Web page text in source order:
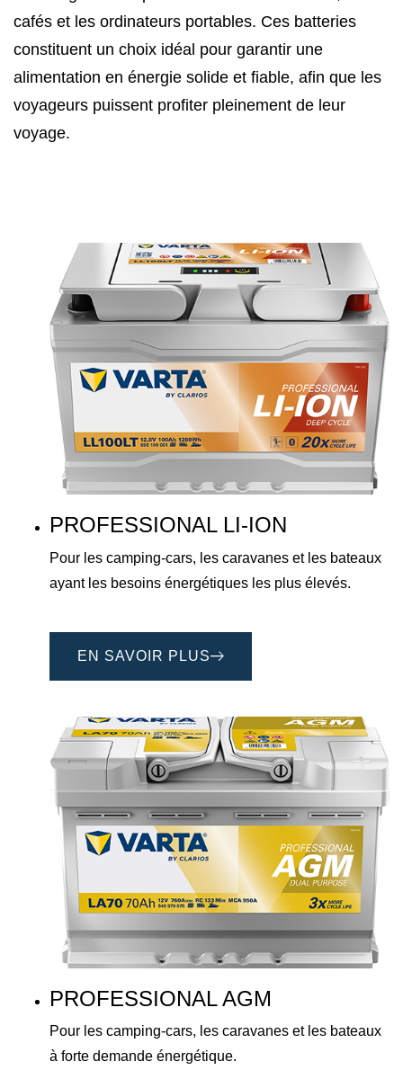
cafés et les ordinateurs portables. Ces batteries
constituent un choix idéal pour garantir une
alimentation en énergie solide et fiable, afin que les
voyageurs puissent profiter pleinement de leur
voyage.
PROFESSIONAL LI-ION
Pour les camping-cars, les caravanes et les bateaux
ayant les besoins énergétiques les plus élevés.
EN SAVOIR PLUS
PROFESSIONAL AGM
Pour les camping-cars, les caravanes et les bateaux
à forte demande énergétique.